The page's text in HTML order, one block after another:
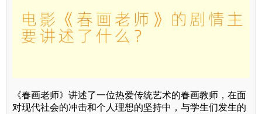
《春画老师》讲述了一位热爱传统艺术的春画教师，在面
对现代社会的冲击和个人理想的坚持中，与学生们发生的